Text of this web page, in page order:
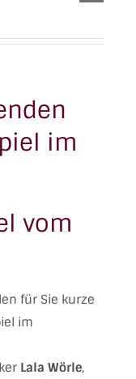
im
vom
für Sie kurze
im
Lala Wörle,